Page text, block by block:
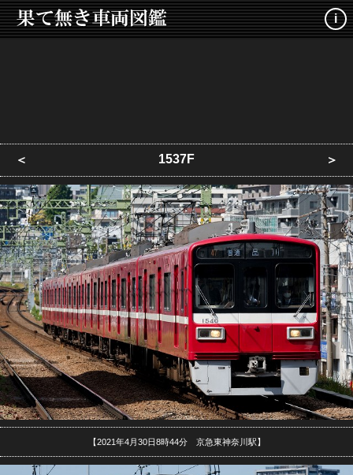
i
＜ 1537F ＞
【2021年4月30日8時44分 京急東神奈川駅】